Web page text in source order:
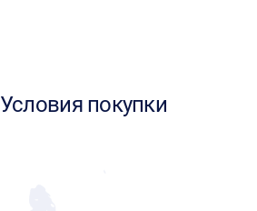
Условия покупки